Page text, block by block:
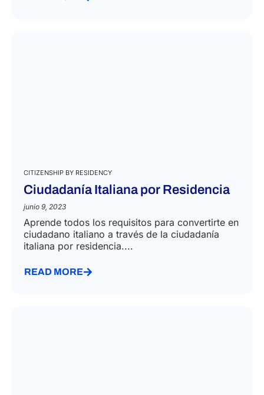
CITIZENSHIP BY RESIDENCY
Ciudadanía Italiana por Residencia
junio 9, 2023
Aprende todos los requisitos para convertirte en
ciudadano italiano a través de la ciudadanía
italiana por residencia....
READ MORE